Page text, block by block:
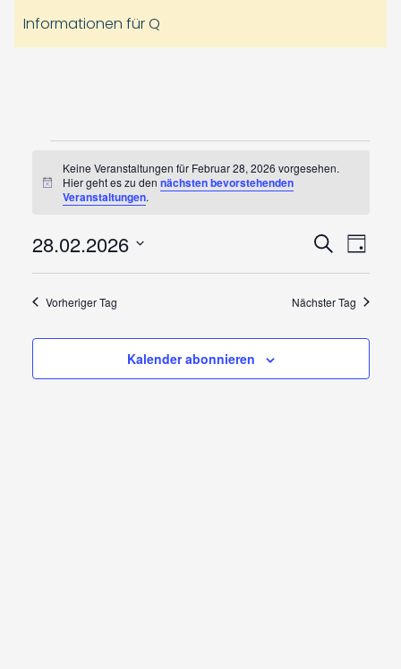
Informationen für Q
Veranstaltungen
für
Februar
28,
2026
Hinweis
Keine Veranstaltungen für Februar 28, 2026 vorgesehen.
Hier geht es zu dennächsten bevorstehenden
Veranstaltungen.
Suche
und
SucheTag
28.02.2026
Vorheriger Tag Nächster Tag
Kalender abonnieren